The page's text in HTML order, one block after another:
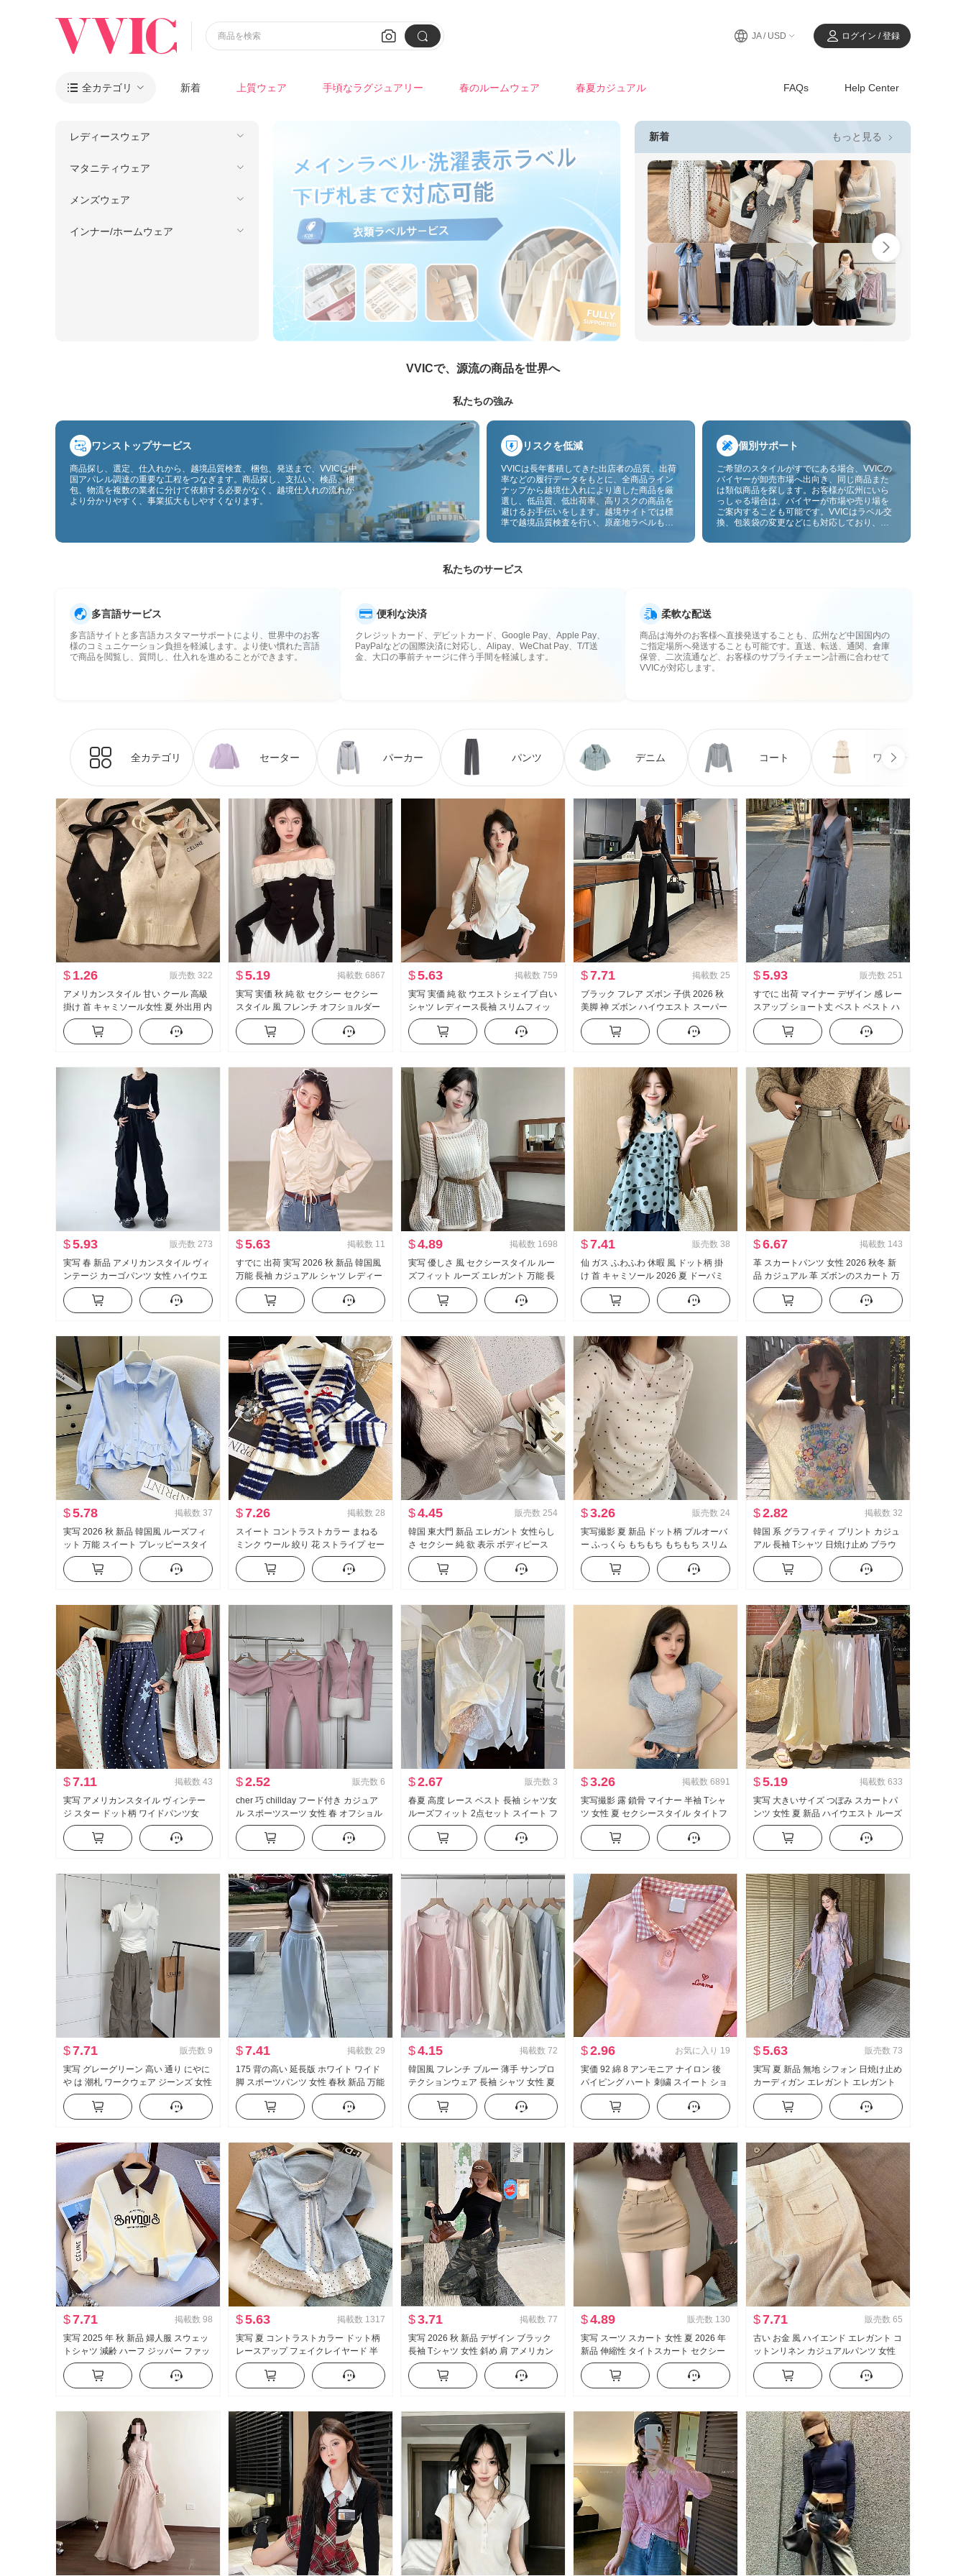
 
商品を検索 JA / USD ログイン / 登録
 全カテゴリ 新着 上質ウェア 手頃なラグジュアリー 春のルームウェア 春夏カジュアル FAQs Help Center
レディースウェア
マタニティウェア
メンズウェア
インナー/ホームウェア
新着 もっと見る 
VVICで、源流の商品を世界へ
私たちの強み
ワンストップサービス
商品探し、選定、仕入れから、越境品質検査、梱包、発送まで、VVICは中
国アパレル調達の重要な工程をつなぎます。商品探し、支払い、検品、梱
包、物流を複数の業者に分けて依頼する必要がなく、越境仕入れの流れが
より分かりやすく、事業拡大もしやすくなります。
リスクを低減
VVICは長年蓄積してきた出店者の品質、出荷
率などの履行データをもとに、全商品ライン
ナップから越境仕入れにより適した商品を厳
選し、低品質、低出荷率、高リスクの商品を
避けるお手伝いをします。越境サイトでは標
準で越境品質検査を行い、原産地ラベルも貼
スのリスクをさらに抑えます。
個別サポート
ご希望のスタイルがすでにある場合、VVICの
バイヤーが卸売市場へ出向き、同じ商品また
は類似商品を探します。お客様が広州にいら
っしゃる場合は、バイヤーが市場や売り場を
ご案内することも可能です。VVICはラベル交
換、包装袋の変更などにも対応しており、今
にも対応予定です。仕入れをお客様のビジネ
私たちのサービス
多言語サービス
多言語サイトと多言語カスタマーサポートにより、世界中のお客
様のコミュニケーション負担を軽減します。より使い慣れた言語
で商品を閲覧し、質問し、仕入れを進めることができます。
便利な決済
クレジットカード、デビットカード、Google Pay、Apple Pay、
PayPalなどの国際決済に対応し、Alipay、WeChat Pay、T/T送
金、大口の事前チャージに伴う手間を軽減します。
柔軟な配送
商品は海外のお客様へ直接発送することも、広州など中国国内の
ご指定場所へ発送することも可能です。直送、転送、通関、倉庫
保管、二次流通など、お客様のサプライチェーン計画に合わせて
VVICが対応します。
全カテゴリ セーター パーカー パンツ デニム コート ワンピース
$ 1.26 販売数 322
アメリカンスタイル 甘い クール 高級
掛け 首 キャミソール女性 夏 外出用 内
かける インナーシャツ セクシースタ
イル ニット ベアトップ トップス
$5.19 掲載数 6867
実写 実価 秋 純 欲 セクシー セクシー
スタイル 風 フレンチ オフショルダー
長袖 Tシャツ 女性 フリル ウエストシ
ェイプ トップス
$5.63 掲載数 759
実写 実価 純 欲 ウエストシェイプ 白い
シャツ レディース長袖 スリムフィッ
ト セクシー タイトフィット シャツ ol
制服 キャリア 作業服
$7.71 掲載数 25
ブラック フレア ズボン 子供 2026 秋
美脚 神 ズボン ハイウエスト スーパー
モデル ズボン スリムフィット 伸縮性
カジュアル ラッパ スラックス
$5.93 販売数 251
すでに 出荷 マイナー デザイン 感 レー
スアップ ショート丈 ベスト ベスト ハ
イウエスト 垂 感 ワイド 脚 カジュアル
パンツ セットアップ
$5.93 販売数 273
実写 春 新品 アメリカンスタイル ヴィ
ンテージ カーゴパンツ 女性 ハイウエ
スト ワイドパンツ カジュアル ルーズ
フィット スリム効果 スリム効果 スポ
ーツパンツ
$5.63 掲載数 11
すでに 出荷 実写 2026 秋 新品 韓国風
万能 長袖 カジュアル シャツ レディー
ストップス
$4.89 掲載数 1698
実写 優しさ 風 セクシースタイル ルー
ズフィット ルーズ エレガント 万能 長
袖 レース ニット ブラウス キャミソー
ル
$7.41 販売数 38
仙 ガス ふわふわ 休暇 風 ドット柄 掛
け 首 キャミソール 2026 夏 ドーパミ
ン ケーキ ポンポン ベビーシャツ トッ
プス
$6.67 掲載数 143
革 スカートパンツ 女性 2026 秋冬 新
品 カジュアル 革 ズボンのスカート 万
能 スカート PUレザー ミニスカート
ハイウエスト A字 スカートパンツ
$5.78 掲載数 37
実写 2026 秋 新品 韓国風 ルーズフィ
ット 万能 スイート プレッピースタイ
ル フリル 長袖 シャツ レディーストッ
プス
$7.26 掲載数 28
スイート コントラストカラー まねる
ミンク ウール 絞り 花 ストライプ セー
ター スリム効果 Vネック オープンカ
ラー レース ニット カーディガン
$4.45 販売数 254
韓国 東大門 新品 エレガント 女性らし
さ セクシー 純 欲 表示 ボディピース
側 系 バックル 半袖 ニット Tシャツ ト
ップス
$3.26 販売数 24
実写撮影 夏 新品 ドット柄 プルオーバ
ー ふっくら もちもち もちもち スリム
フィット シンプル クルーネック 韓国
風 日焼け止め 底打ち 長袖 トップス
$2.82 掲載数 32
韓国 系 グラフィティ プリント カジュ
アル 長袖 Tシャツ 日焼け止め ブラウ
ス 女性 春夏 ルーズフィット ルーズ 風
が冷たい 感 クルーネック トップス
$7.11 掲載数 43
実写 アメリカンスタイル ヴィンテー
ジ スター ドット柄 ワイドパンツ女
2026 秋 新品 ファッション ルーズフィ
ット スリム効果 カジュアルパンツ
$2.52 販売数 6
cher 巧 chillday フード付き カジュア
ル スポーツスーツ 女性 春 オフショル
ダー コート ベルボトム スリーピース
$2.67 販売数 3
春夏 高度 レース ベスト 長袖 シャツ女
ルーズフィット 2点セット スイート フ
レッシュ
$3.26 掲載数 6891
実写撮影 露 鎖骨 マイナー 半袖 Tシャ
ツ 女性 夏 セクシースタイル タイトフ
ィット 新品 ボタン デザイン 感 ショー
ト丈 トップス
$5.19 掲載数 633
実写 大きいサイズ つぼみ スカートパ
ンツ 女性 夏 新品 ハイウエスト ルーズ
フィット スリム効果 垂 感 バルーンパ
ンツ カジュアル ワイドパンツ
$7.71 販売数 9
実写 グレーグリーン 高い 通り にやに
や は 潮札 ワークウェア ジーンズ 女性
アメリカンスタイル ヴィンテージ ル
ーズフィット フロアレングス カジュ
アル ズボン
$7.41 掲載数 29
175 背の高い 延長版 ホワイト ワイド
脚 スポーツパンツ 女性 春秋 新品 万能
ストライプ カジュアル フロアレング
ス ズボン
$4.15 掲載数 72
韓国風 フレンチ ブルー 薄手 サンプロ
テクションウェア 長袖 シャツ 女性 夏
服 ルーズフィット カジュアル ルーズ
長袖 シングル シャツ
$2.96 お気に入り 19
実価 92 綿 8 アンモニア ナイロン 後
パイピング ハート 刺繍 スイート ショ
ート丈 ポロ襟 Tシャツ スリムフィット
小柄 トレンド
$5.63 販売数 73
実写 夏 新品 無地 シフォン 日焼け止め
カーディガン エレガント エレガント
シフォン フラワープリント ワンピー
ス女 ツーピースセット
$7.71 掲載数 98
実写 2025 年 秋 新品 婦人服 スウェッ
トシャツ 減齢 ハーフ ジッパー ファッ
ション ポロ襟 カジュアル 万能 スリム
効果
$5.63 掲載数 1317
実写 夏 コントラストカラー ドット柄
レースアップ フェイクレイヤード 半
袖 Tシャツ 女性 夏 新品 スイートスタ
イル マイナー トップス
$3.71 掲載数 77
実写 2026 秋 新品 デザイン ブラック
長袖 Tシャツ 女性 斜め 肩 アメリカン
スタイル セクシースタイル オフショ
ルダー オフショルダー トップス
$4.89 販売数 130
実写 スーツ スカート 女性 夏 2026 年
新品 伸縮性 タイトスカート セクシー
セクシースタイル ハイウエスト A字
ミニスカート
$7.71 販売数 65
古い お金 風 ハイエンド エレガント コ
ットンリネン カジュアルパンツ 女性
春 夏 2026 新品 ルーズフィット スリ
ム効果 軽薄 ストレートパンツ